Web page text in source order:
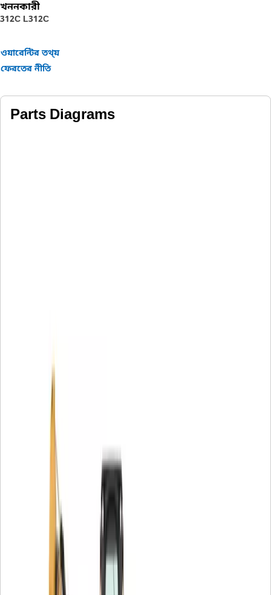
খননকারী
312C L312C
ওয়ারেন্টির তথ্য়
ফেরতের নীতি
Parts Diagrams